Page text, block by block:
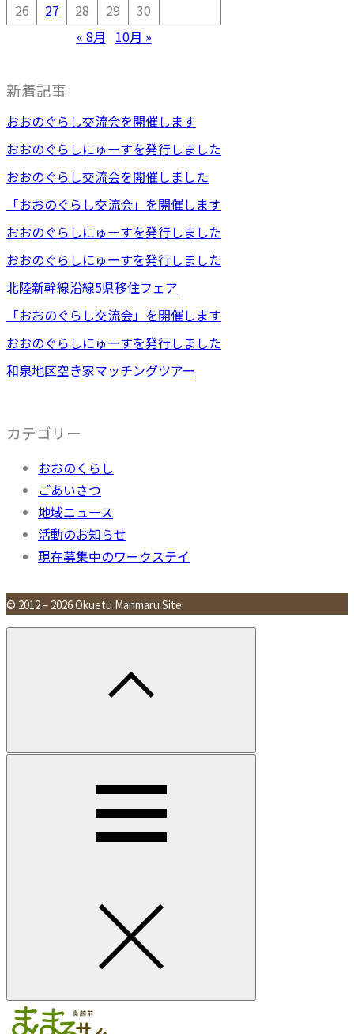
26
27 28 29
30
« 8月
10月 »
新着記事
おおのぐらし交流会を開催します
おおのぐらしにゅーすを発行しました
おおのぐらし交流会を開催しました
「おおのぐらし交流会」を開催します
おおのぐらしにゅーすを発行しました
おおのぐらしにゅーすを発行しました
北陸新幹線沿線5県移住フェア
「おおのぐらし交流会」を開催します
おおのぐらしにゅーすを発行しました
和泉地区空き家マッチングツアー
カテゴリー
おおのくらし
ごあいさつ
地域ニュース
活動のお知らせ
現在募集中のワークステイ
© 2012 – 2026 Okuetu Manmaru Site